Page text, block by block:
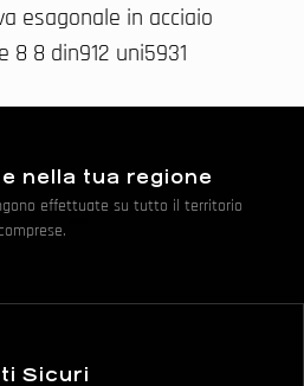
esagonale in acciaio
8 8 din912 uni5931
nella tua regione
effettuate su tutto il territorio
Sicuri